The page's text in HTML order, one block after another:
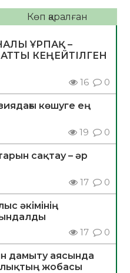
Көп қаралған
ҰРПАҚ –
КЕҢЕЙТІЛГЕН
16 0
көшуге ең
19 0
сақтау – әр
17 0
әкімінің
17 0
дамыту аясында
жобасы